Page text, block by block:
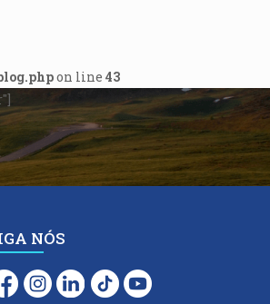
on line 43
NÓS